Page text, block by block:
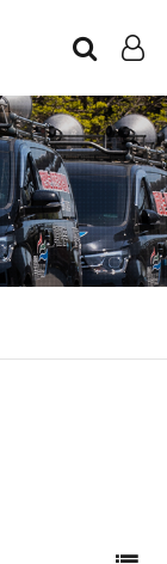
인트라넷
LOG IN